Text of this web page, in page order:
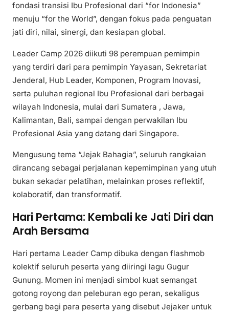
fondasi transisi Ibu Profesional dari “for Indonesia”
menuju “for the World”, dengan fokus pada penguatan
jati diri, nilai, sinergi, dan kesiapan global.
Leader Camp 2026 diikuti 98 perempuan pemimpin
yang terdiri dari para pemimpin Yayasan, Sekretariat
Jenderal, Hub Leader, Komponen, Program Inovasi,
serta puluhan regional Ibu Profesional dari berbagai
wilayah Indonesia, mulai dari Sumatera , Jawa,
Kalimantan, Bali, sampai dengan perwakilan Ibu
Profesional Asia yang datang dari Singapore.
Mengusung tema “Jejak Bahagia”, seluruh rangkaian
dirancang sebagai perjalanan kepemimpinan yang utuh
bukan sekadar pelatihan, melainkan proses reflektif,
kolaboratif, dan transformatif.
Hari Pertama: Kembali ke Jati Diri dan
Arah Bersama
Hari pertama Leader Camp dibuka dengan flashmob
kolektif seluruh peserta yang diiringi lagu Gugur
Gunung. Momen ini menjadi simbol kuat semangat
gotong royong dan peleburan ego peran, sekaligus
gerbang bagi para peserta yang disebut Jejaker untuk